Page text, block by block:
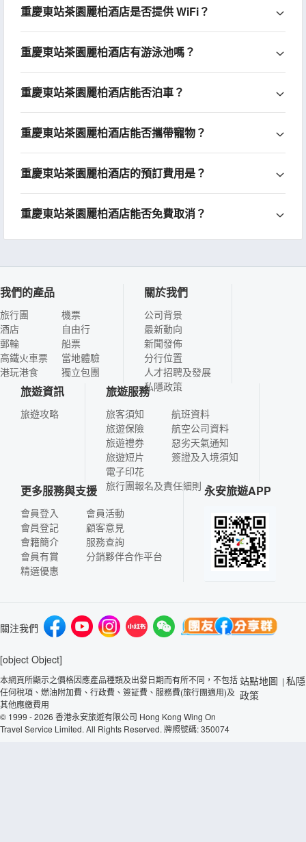
重慶東站茶園麗柏酒店是否提供 WiFi？
重慶東站茶園麗柏酒店有游泳池嗎？
重慶東站茶園麗柏酒店能否泊車？
重慶東站茶園麗柏酒店能否攜帶寵物？
重慶東站茶園麗柏酒店的預訂費用是？
重慶東站茶園麗柏酒店能否免費取消？
我們的產品
旅行團
酒店
郵輪
高鐵火車票
港玩港食
機票
自由行
船票
當地體驗
獨立包團
關於我們
公司背景
最新動向
新聞發佈
分行位置
人才招聘及發展
私隱政策
旅遊資訊
旅遊攻略
旅遊服務
旅客須知
旅遊保險
旅遊禮券
旅遊短片
電子印花
航班資料
航空公司資料
惡劣天氣通知
簽證及入境須知
旅行團報名及責任細則
更多服務與支援
會員登入
會員登記
會籍簡介
會員有賞
精選優惠
會員活動
顧客意見
服務查詢
分銷夥伴合作平台
永安旅遊APP
關注我們
[object Object]
本網頁所顯示之價格因應產品種類及出發日期而有所不同，不包括
任何稅項、燃油附加費、行政費、簽証費、服務費(旅行團適用)及
其他應繳費用
© 1999 - 2026 香港永安旅遊有限公司 Hong Kong Wing On
Travel Service Limited. All Rights Reserved. 牌照號碼: 350074
站點地圖 | 私隱
政策